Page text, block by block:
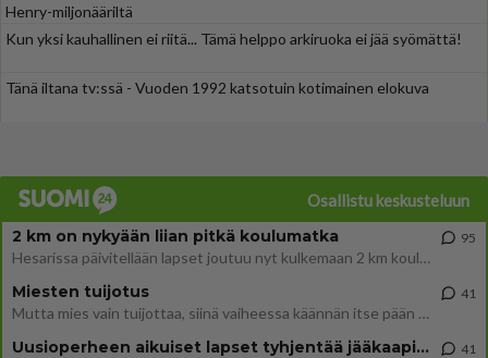
Henry-miljonääriltä
Kun yksi kauhallinen ei riitä... Tämä helppo arkiruoka ei jää syömättä!
Tänä iltana tv:ssä - Vuoden 1992 katsotuin kotimainen elokuva
Osallistu keskusteluun
2 km on nykyään liian pitkä koulumatka
Hesarissa päivitellään lapset joutuu nyt kulkemaan 2 km kouluun jösses. Ruostefillarilla tuo matka menee vaikka miten äk
95
Miesten tuijotus
Mutta mies vain tuijottaa, siinä vaiheessa käännän itse pään pois. Mikä juttu? Yleensä jos joku tuijottaa tai katsoo, hä
41
Uusioperheen aikuiset lapset tyhjentää jääkaapin käydessään 41